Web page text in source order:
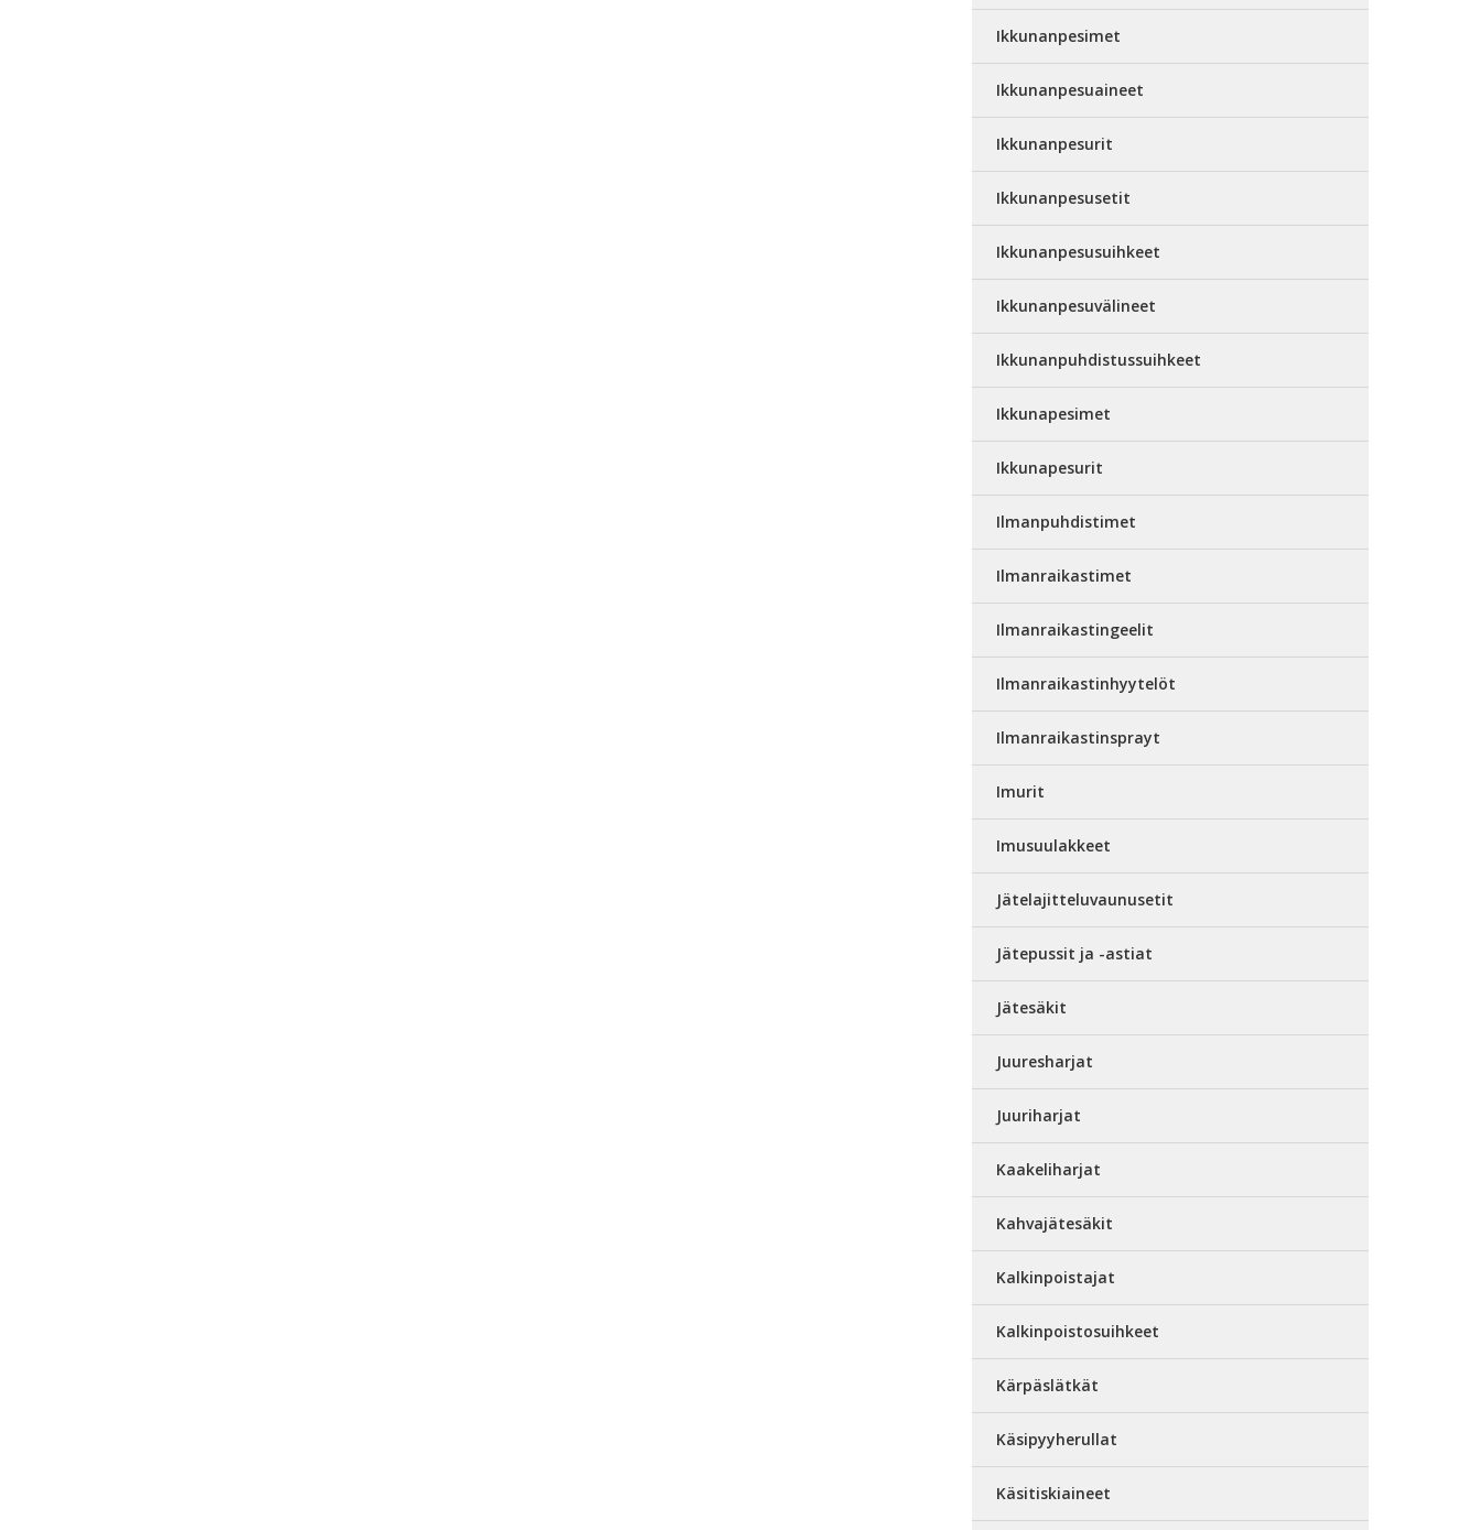
Ikkunanpesimet
Ikkunanpesuaineet
Ikkunanpesurit
Ikkunanpesusetit
Ikkunanpesusuihkeet
Ikkunanpesuvälineet
Ikkunanpuhdistussuihkeet
Ikkunapesimet
Ikkunapesurit
Ilmanpuhdistimet
Ilmanraikastimet
Ilmanraikastingeelit
Ilmanraikastinhyytelöt
Ilmanraikastinsprayt
Imurit
Imusuulakkeet
Jätelajitteluvaunusetit
Jätepussit ja -astiat
Jätesäkit
Juuresharjat
Juuriharjat
Kaakeliharjat
Kahvajätesäkit
Kalkinpoistajat
Kalkinpoistosuihkeet
Kärpäslätkät
Käsipyyherullat
Käsitiskiaineet